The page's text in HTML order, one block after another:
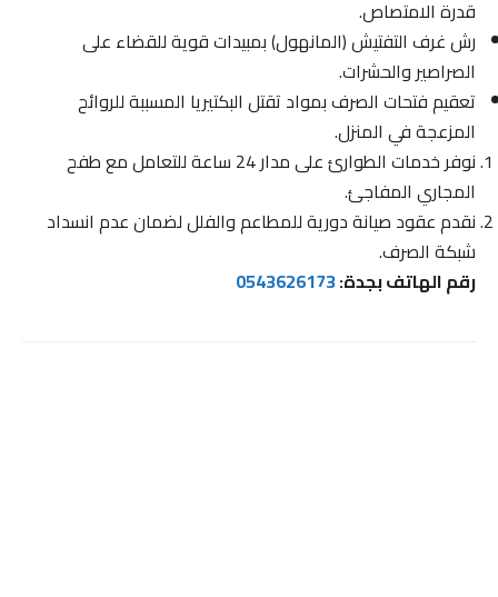
قدرة الامتصاص.
رش غرف التفتيش (المانهول) بمبيدات قوية للقضاء على
الصراصير والحشرات.
تعقيم فتحات الصرف بمواد تقتل البكتيريا المسببة للروائح
المزعجة في المنزل.
نوفر خدمات الطوارئ على مدار 24 ساعة للتعامل مع طفح
المجاري المفاجئ.
نقدم عقود صيانة دورية للمطاعم والفلل لضمان عدم انسداد
شبكة الصرف.
رقم الهاتف بجدة:0543626173